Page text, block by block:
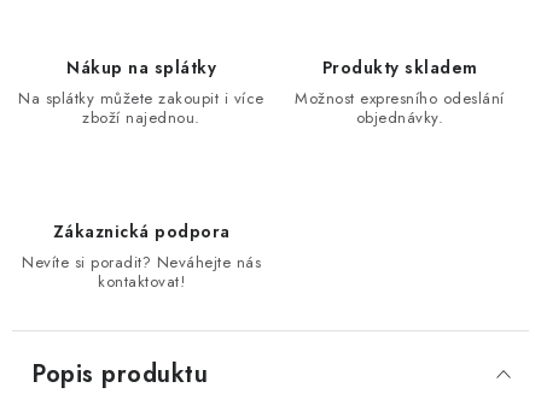
Nákup na splátky
Na splátky můžete zakoupit i více
zboží najednou.
Produkty skladem
Možnost expresního odeslání
objednávky.
Zákaznická podpora
Nevíte si poradit? Neváhejte nás
kontaktovat!
Popis produktu